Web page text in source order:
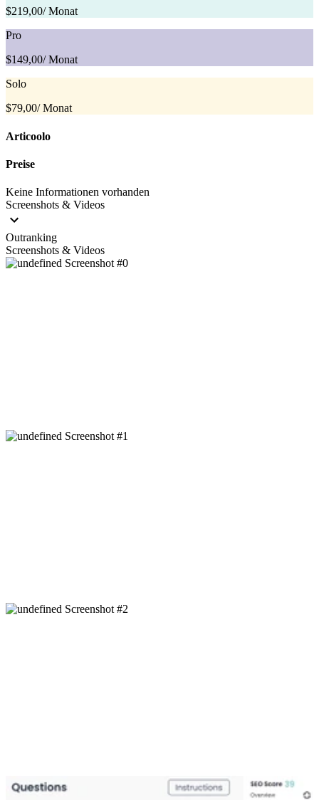
$219,00/ Monat
Pro
$149,00/ Monat
Solo
$79,00/ Monat
Articoolo
Preise
Keine Informationen vorhanden
Screenshots & Videos
Outranking
Screenshots & Videos